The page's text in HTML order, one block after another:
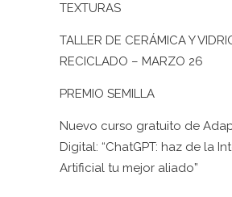
TEXTURAS
TALLER DE CERÁMICA Y
RECICLADO – MARZO 26
PREMIO SEMILLA
Nuevo curso gratuito de
Digital: “ChatGPT: haz de la
Artificial tu mejor aliado”